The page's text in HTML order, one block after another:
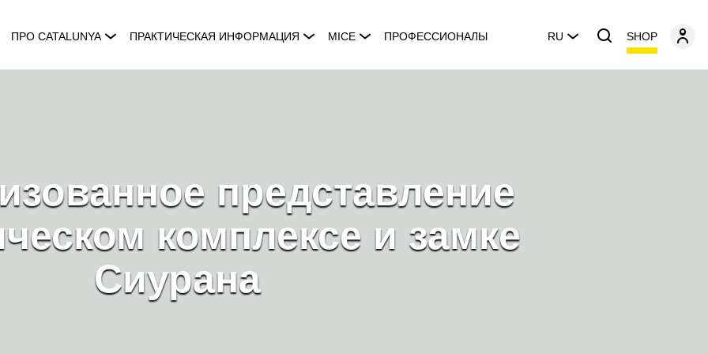
ПРО CATALUNYA ПРАКТИЧЕСКАЯ ИНФОРМАЦИЯ MICE ПРОФЕССИОНАЛЫ RU SHOP
представление
комплексе и замке
Сиурана